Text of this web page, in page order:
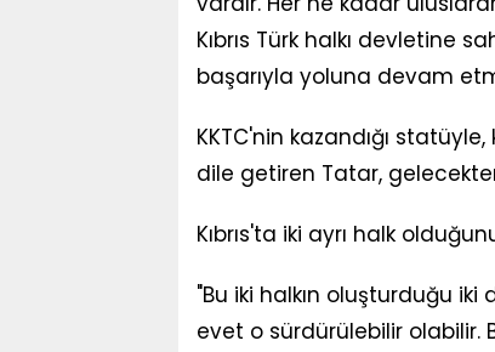
Kıbrıs Türk halkı devletine
başarıyla yoluna devam
KKTC'nin kazandığı
dile getiren Tatar,
Kıbrıs'ta iki ayrı halk
"Bu iki halkın oluşturduğu
evet o sürdürülebilir olabilir.